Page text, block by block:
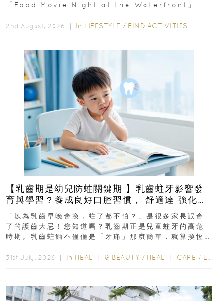
「Food Movie Night at the Waterfront」...
2nd August, 2026 ｜ In LIFESTYLE / FIND ACTIVITIES
【乳齒期是幼兒防蛀關鍵期 】乳齒蛀牙影響發
育與學習？養成良好口腔習慣， 舒適達 強化琺
瑯質 兒童牙膏防護指南
「以為乳齒早晚會換，蛀了都不怕？」是很多家長誤會
了的護齒大忌！您知道嗎？乳齒期正是兒童蛀牙的高危
時期。乳齒蛀蝕不僅僅是「牙痛」那麼簡單，就算換恆
31st July, 2026 ｜ In HEALTH & BEAUTY / HEALTH CARE / LIFESTYLE